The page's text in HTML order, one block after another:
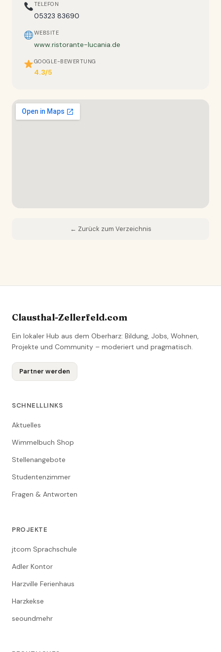
TELEFON
05323 83690
WEBSITE
www.ristorante-lucania.de
GOOGLE-BEWERTUNG
4.3/5
← Zurück zum Verzeichnis
Clausthal-Zellerfeld.com
Ein lokaler Hub aus dem Oberharz: Bildung, Jobs, Wohnen,
Projekte und Community – moderiert und pragmatisch.
Partner werden
SCHNELLLINKS
Aktuelles
Wimmelbuch Shop
Stellenangebote
Studentenzimmer
Fragen & Antworten
PROJEKTE
jtcom Sprachschule
Adler Kontor
Harzville Ferienhaus
Harzkekse
seoundmehr